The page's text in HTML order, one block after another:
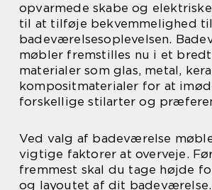
opvarmede skabe og
til at tilføje bekvemmelighed til
badeværelsesoplevelsen.
møbler fremstilles nu i et
materialer som glas, metal,
kompositmaterialer for at
forskellige stilarter og
Ved valg af badeværelse
vigtige faktorer at overveje.
fremmest skal du tage højde
og layoutet af dit